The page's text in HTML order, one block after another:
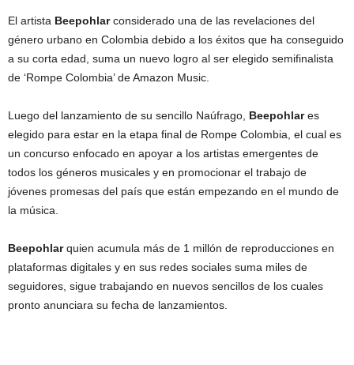
El artista Beepohlarconsiderado una de las revelaciones del
género urbano en Colombia debido a los éxitos que ha conseguido
a su corta edad, suma un nuevo logro al ser elegido semifinalista
de ‘Rompe Colombia’ de Amazon Music.
Luego del lanzamiento de su sencillo Naúfrago, Beepohlares
elegido para estar en la etapa final de Rompe Colombia, el cual es
un concurso enfocado en apoyar a los artistas emergentes de
todos los géneros musicales y en promocionar el trabajo de
jóvenes promesas del país que están empezando en el mundo de
la música.
Beepohlarquien acumula más de 1 millón de reproducciones en
plataformas digitales y en sus redes sociales suma miles de
seguidores, sigue trabajando en nuevos sencillos de los cuales
pronto anunciara su fecha de lanzamientos.